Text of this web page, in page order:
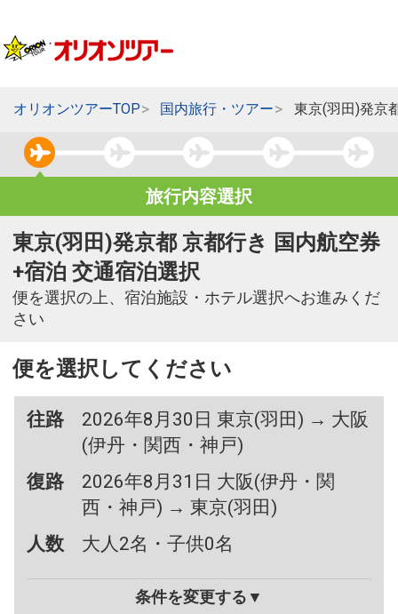
オリオンツアーTOP 国内旅行・ツアー 東京(羽田)発京
旅行内容選択
東京(羽田)発京都 京都行き 国内航空券
+宿泊 交通宿泊選択
便を選択の上、宿泊施設・ホテル選択へお進みくだ
さい
便を選択してください
往路
2026年8月30日 東京(羽田) → 大阪
(伊丹・関西・神戸)
復路
2026年8月31日 大阪(伊丹・関
西・神戸) → 東京(羽田)
人数
大人2名・子供0名
条件を変更する▼